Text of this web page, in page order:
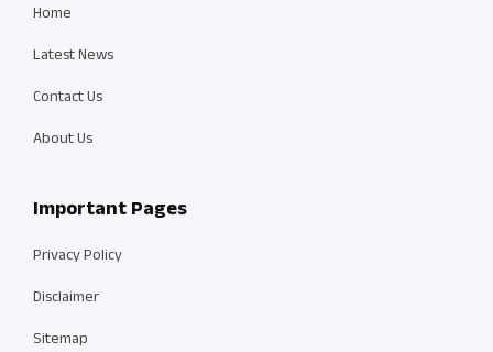
Home
Latest News
Contact Us
About Us
Important Pages
Privacy Policy
Disclaimer
Sitemap